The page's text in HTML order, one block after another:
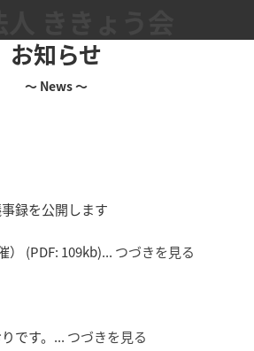
お知らせ
～ News ～
録を公開します
） (PDF: 109kb)... つづきを見る
です。... つづきを見る